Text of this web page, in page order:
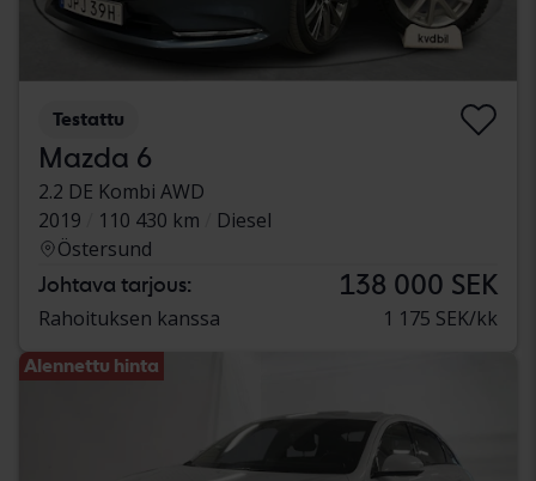
Testattu
Mazda 6
2.2 DE Kombi AWD
2019
110 430 km
Diesel
Östersund
Johtava tarjous: 138 000 SEK
Rahoituksen kanssa 1 175 SEK/kk
Alennettu hinta